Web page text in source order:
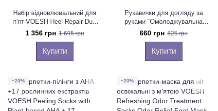
Набір відновлювальний для
п'ят VOESH Heel Repair Duo
бальзам + зволожувальні
шкарпетки, 22 г
1 356 грн 1 695 грн
Купити
Рукавички для догляду за
руками "Омолоджувальна
терапія" VOESH Youth Therapy
Elbow High Gloves Intensive
Collagen Treatment, 40 мл
660 грн 825 грн
Купити
−20% −20%